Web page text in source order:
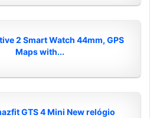
2 Smart Watch 44mm, GPS
Maps with...
GTS 4 Mini New relógio